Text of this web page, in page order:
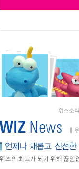
위즈소식
위즈의 최고가 되기 위해 끊임